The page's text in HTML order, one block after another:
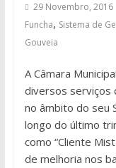
29 Novembro, 2016
Funcha, Sistema de
Gouveia
A Câmara
diversos serviços
no âmbito do seu
longo do último
como “Cliente
de melhoria nos